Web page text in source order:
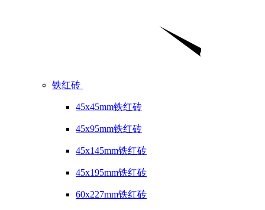
铁红砖
45x45mm铁红砖
45x95mm铁红砖
45x145mm铁红砖
45x195mm铁红砖
60x227mm铁红砖